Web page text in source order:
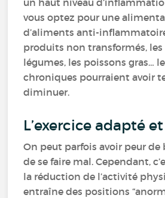
un haut niveau
vous optez pour une
d’aliments anti-
produits non transformés, les
légumes, les poissons gras…
chroniques pourraient avoir
diminuer.
L’exercice adapté
On peut parfois avoir peur de
de se faire mal. Cependant,
la réduction de l’activité
entraîne des positions